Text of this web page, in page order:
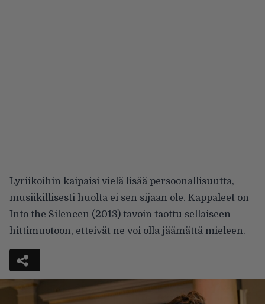
Lyriikoihin kaipaisi vielä lisää persoonallisuutta,
musiikillisesti huolta ei sen sijaan ole. Kappaleet on
Into the Silencen (2013) tavoin taottu sellaiseen
hittimuotoon, etteivät ne voi olla jäämättä mieleen.